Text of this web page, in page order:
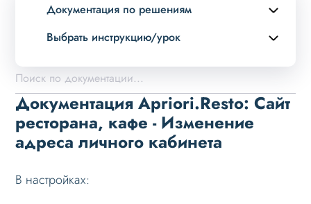
Документация по решениям
Выбрать инструкцию/урок
Описание курса
Возможности
Примеры страниц
Установка и обновление
Дизайн
Документация Apriori.Resto: Сайт
ресторана, кафе - Изменение
адреса личного кабинета
В настройках: